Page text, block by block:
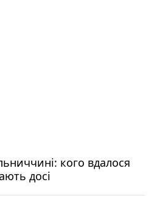
кого вдалося
досі